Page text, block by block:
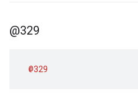
@329
@329